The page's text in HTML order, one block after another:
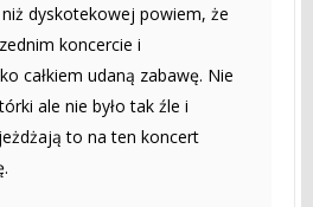
dyskotekowej powiem, że
koncercie i
całkiem udaną zabawę. Nie
ale nie było tak źle i
to na ten koncert